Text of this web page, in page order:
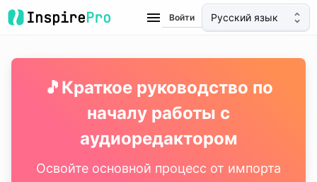
InspirePro Войти Русский язык
🎵 Краткое руководство по
началу работы с
аудиоредактором
Освойте основной процесс от импорта